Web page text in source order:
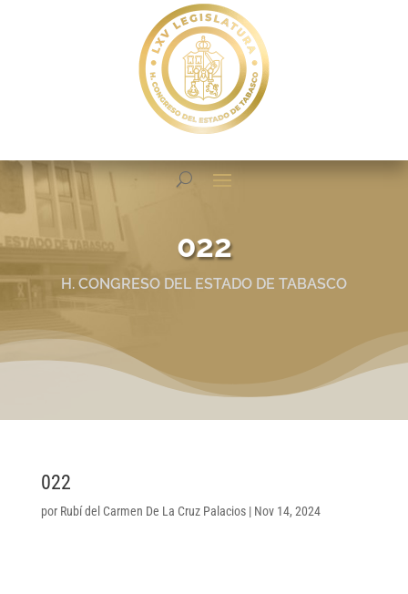
022
H. CONGRESO DEL ESTADO DE TABASCO
022
por Rubí del Carmen De La Cruz Palacios| Nov 14, 2024